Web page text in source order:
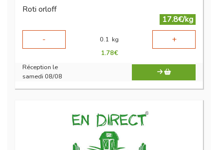
Roti orloff
17.8€/kg
-
0.1 kg +
1.78€
Réception le
samedi 08/08